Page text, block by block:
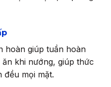
hoàn giúp tuần hoàn
khi nướng, giúp thức
đều mọi mặt.